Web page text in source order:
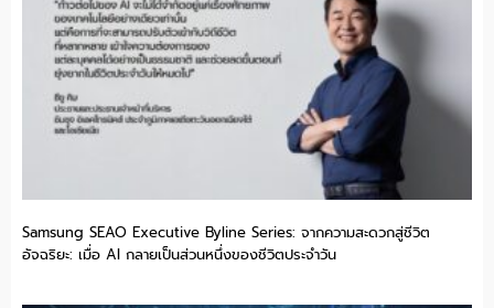
Samsung SEAO Executive Byline Series: จากความสะดวกสู่ชีวิต
อัจฉริยะ: เมื่อ AI กลายเป็นส่วนหนึ่งของชีวิตประจำวัน